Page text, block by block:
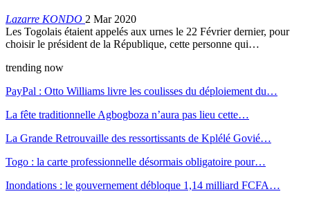
Lazarre KONDO 2 Mar 2020
Les Togolais étaient appelés aux urnes le 22 Février dernier, pour
choisir le président de la République, cette personne qui…
trending now
PayPal : Otto Williams livre les coulisses du déploiement du…
La fête traditionnelle Agbogboza n’aura pas lieu cette…
La Grande Retrouvaille des ressortissants de Kplélé Govié…
Togo : la carte professionnelle désormais obligatoire pour…
Inondations : le gouvernement débloque 1,14 milliard FCFA…